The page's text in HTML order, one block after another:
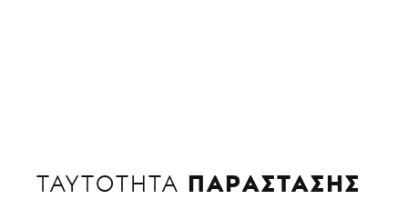
ΤΑΥΤΟΤΗΤΑ ΠΑΡΑΣΤΑΣΗΣ